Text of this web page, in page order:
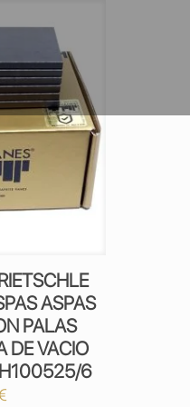
ASPAS
PALAS
DE VACIO
6